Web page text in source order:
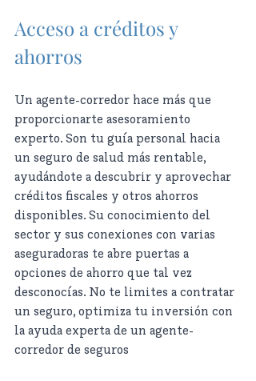
Acceso a créditos y
ahorros
Un agente-corredor hace más que
proporcionarte asesoramiento
experto. Son tu guía personal hacia
un seguro de salud más rentable,
ayudándote a descubrir y aprovechar
créditos fiscales y otros ahorros
disponibles. Su conocimiento del
sector y sus conexiones con varias
aseguradoras te abre puertas a
opciones de ahorro que tal vez
desconocías. No te limites a contratar
un seguro, optimiza tu inversión con
la ayuda experta de un agente-
corredor de seguros